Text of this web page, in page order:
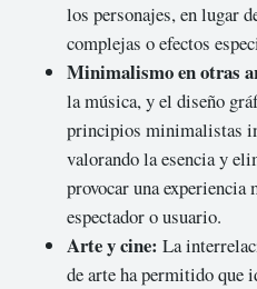
los personajes, en lugar
complejas o efectos
Minimalismo en otras
la música, y el diseño
principios minimalistas
valorando la esencia y
provocar una experiencia
espectador o usuario.
Arte y cine: La
de arte ha permitido que